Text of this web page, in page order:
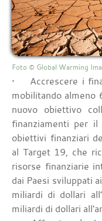
Foto © Global Warming
• Accrescere i
mobilitando almeno
nuovo obiettivo
finanziamenti per
obiettivi finanziari
al Target 19, che
risorse finanziarie
dai Paesi sviluppati
miliardi di dollari
miliardi di dollari